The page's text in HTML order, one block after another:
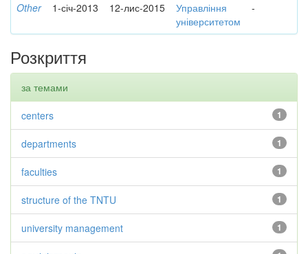
Other 1-січ-2013 12-лис-2015
Управління
університетом
-
Розкриття
за темами
1
centers
1
departments
1
faculties
1
structure of the TNTU
1
university management